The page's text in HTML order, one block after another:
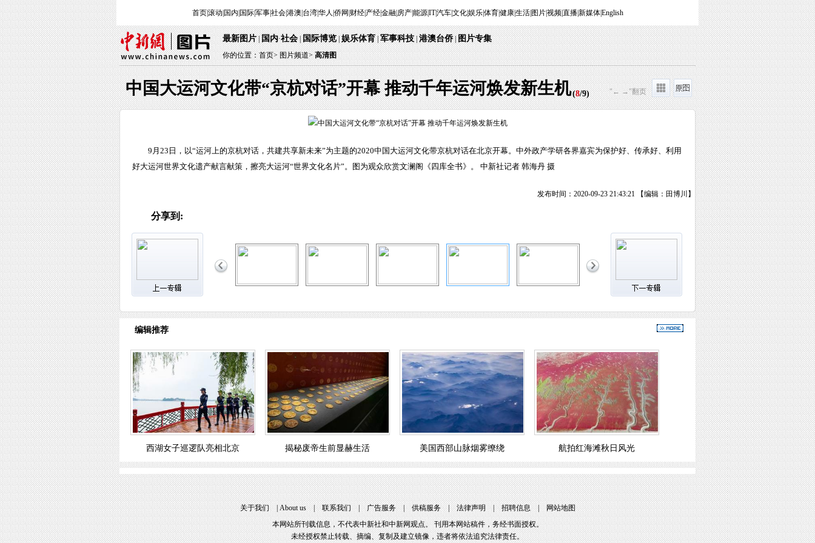
首页|滚动 国内 国际|军事|社会|港澳 台湾|华人 侨网 财经| 产经|金融| 房产|能源|IT|汽车|文化|娱乐|体育|健康|生活| 图片|视频|直播|新媒体|English
最新图片|国内·社会|国际博览|娱乐体育 |军事科技|港澳台侨|图片专集
你的位置：首页>图片频道> 高清图
中国大运河文化带“京杭对话”开幕 推动千年运河焕发新生机(8/9) "← →"翻页
9月23日，以“运河上的京杭对话，共建共享新未来”为主题的2020中国大运河文化带京杭对话在北京开幕。中外政产学研各界嘉宾为保护好、传承好、利用
好大运河世界文化遗产献言献策，擦亮大运河“世界文化名片”。图为观众欣赏文澜阁《四库全书》。 中新社记者 韩海丹 摄
发布时间：2020-09-23 21:43:21 【编辑：田博川】
分享到:
编辑推荐
西湖女子巡逻队亮相北京 揭秘废帝生前显赫生活 美国西部山脉烟雾缭绕 航拍红海滩秋日风光
关于我们|About us|联系我们|广告服务|供稿服务|法律声明|招聘信息|网站地图
本网站所刊载信息，不代表中新社和中新网观点。 刊用本网站稿件，务经书面授权。
未经授权禁止转载、摘编、复制及建立镜像，违者将依法追究法律责任。